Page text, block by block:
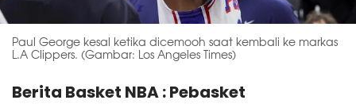
Paul George kesal ketika dicemooh saat kembali ke markas
L.A Clippers. (Gambar: Los Angeles Times)
Berita Basket NBA : Pebasket